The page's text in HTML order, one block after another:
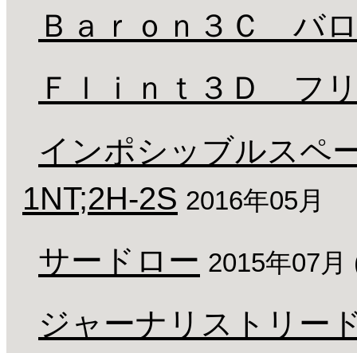
Ｂａｒｏｎ３Ｃ バ
Ｆｌｉｎｔ３Ｄ フ
インポシッブルスペ
1NT;2H-2S 2016年05月
サードロー 2015年07月
ジャーナリストリー